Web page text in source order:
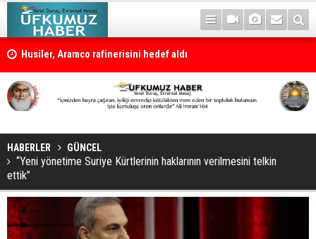
Husiler, Aramco rafinerisini hedef aldı
HABERLER GÜNCEL
“Yeni yönetime Suriye Kürtlerinin haklarının verilmesini telkin
ettik”